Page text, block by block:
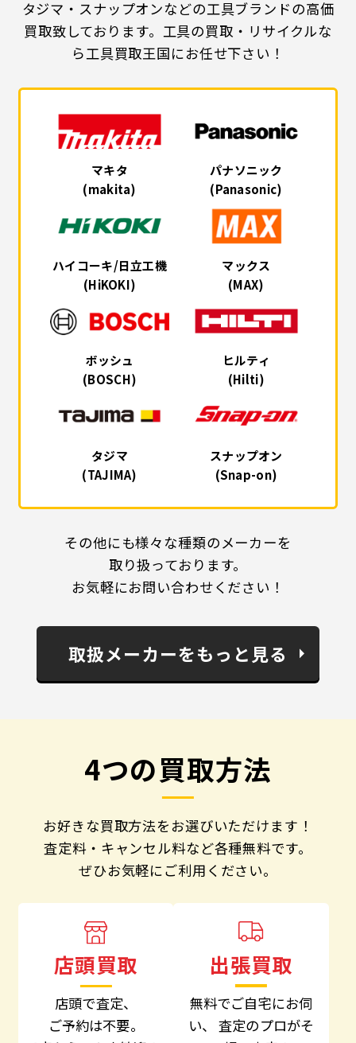
タジマ・スナップオンなどの工具ブランドの高価
買取致しております。工具の買取・リサイクルな
ら工具買取王国にお任せ下さい！
マキタ
(makita)
パナソニック
(Panasonic)
ハイコーキ/日立工機
(HiKOKI)
マックス
(MAX)
ボッシュ
(BOSCH)
ヒルティ
(Hilti)
タジマ
(TAJIMA)
スナップオン
(Snap-on)
その他にも様々な種類のメーカーを
取り扱っております。
お気軽にお問い合わせください！
取扱メーカーをもっと見る
4つの買取方法
お好きな買取方法をお選びいただけます！
査定料・キャンセル料など各種無料です。
ぜひお気軽にご利用ください。
店頭買取
店頭で査定、
ご予約は不要。
出張買取
無料でご自宅にお伺
い、
査定のプロがそ